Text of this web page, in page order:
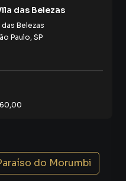
das Belezas
das Belezas
Paulo, SP
do Morumbi